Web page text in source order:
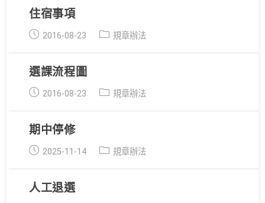
住宿事項
Post
2016-08-23 Post
規章辦法
選課流程圖
Post
2016-08-23 Post
規章辦法
期中停修
Post
2025-11-14Post
規章辦法
人工退選